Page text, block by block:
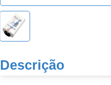
Descrição